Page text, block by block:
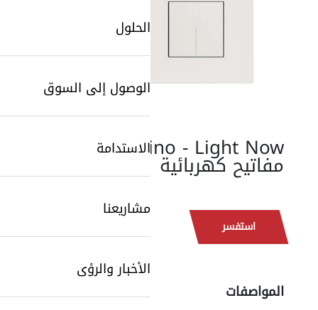
الحلول
الوصول إلى السوق
الاستدامة
مشاريعنا
الأخبار والرؤى
Bticino - Light Now:
مفاتيح كهربائية
استفسر
المواصفات